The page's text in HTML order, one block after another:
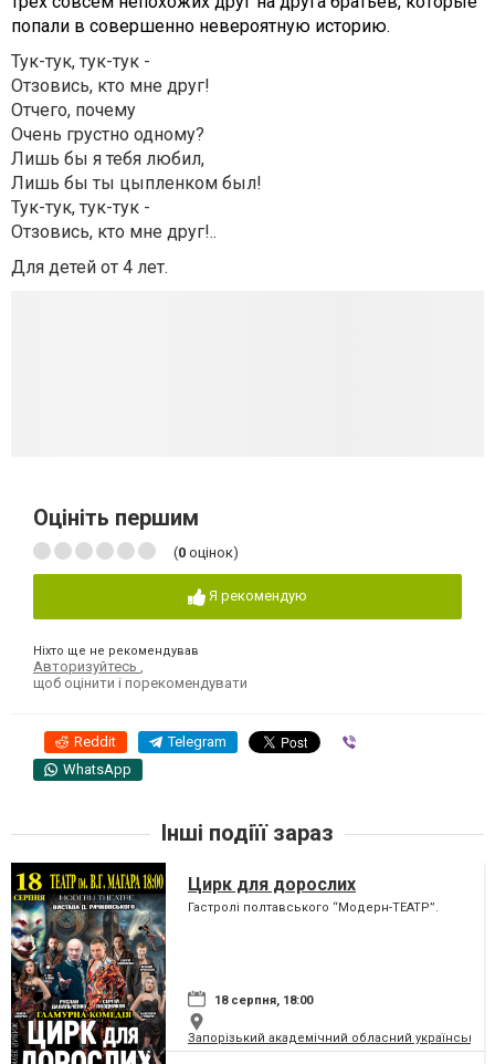
попали в совершенно невероятную историю.
Тук-тук, тук-тук -
Отзовись, кто мне друг!
Отчего, почему
Очень грустно одному?
Лишь бы я тебя любил,
Лишь бы ты цыпленком был!
Тук-тук, тук-тук -
Отзовись, кто мне друг!..
Для детей от 4 лет.
Оцініть першим
(0 оцінок)
Я рекомендую
Ніхто ще не рекомендував
Авторизуйтесь
щоб оцінити і порекомендувати
Reddit Telegram
WhatsApp
Інші подіїї зараз
Цирк для дорослих
Гастролі полтавського “Модерн-ТЕАТР”.
18 серпня, 18:00
Запорізький академічний обласний